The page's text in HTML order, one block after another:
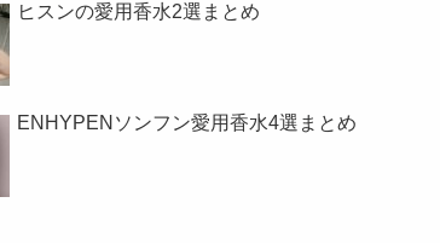
ヒスンの愛用香水2選まとめ
ENHYPENソンフン愛用香水4選まとめ